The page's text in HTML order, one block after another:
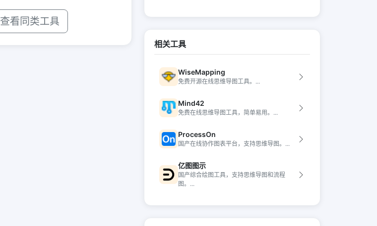
查看同类工具
相关工具
WiseMapping
免费开源在线思维导图工具。...
Mind42
免费在线思维导图工具，简单易用。...
ProcessOn
国产在线协作图表平台，支持思维导图。...
亿图图示
国产综合绘图工具，支持思维导图和流程
图。...